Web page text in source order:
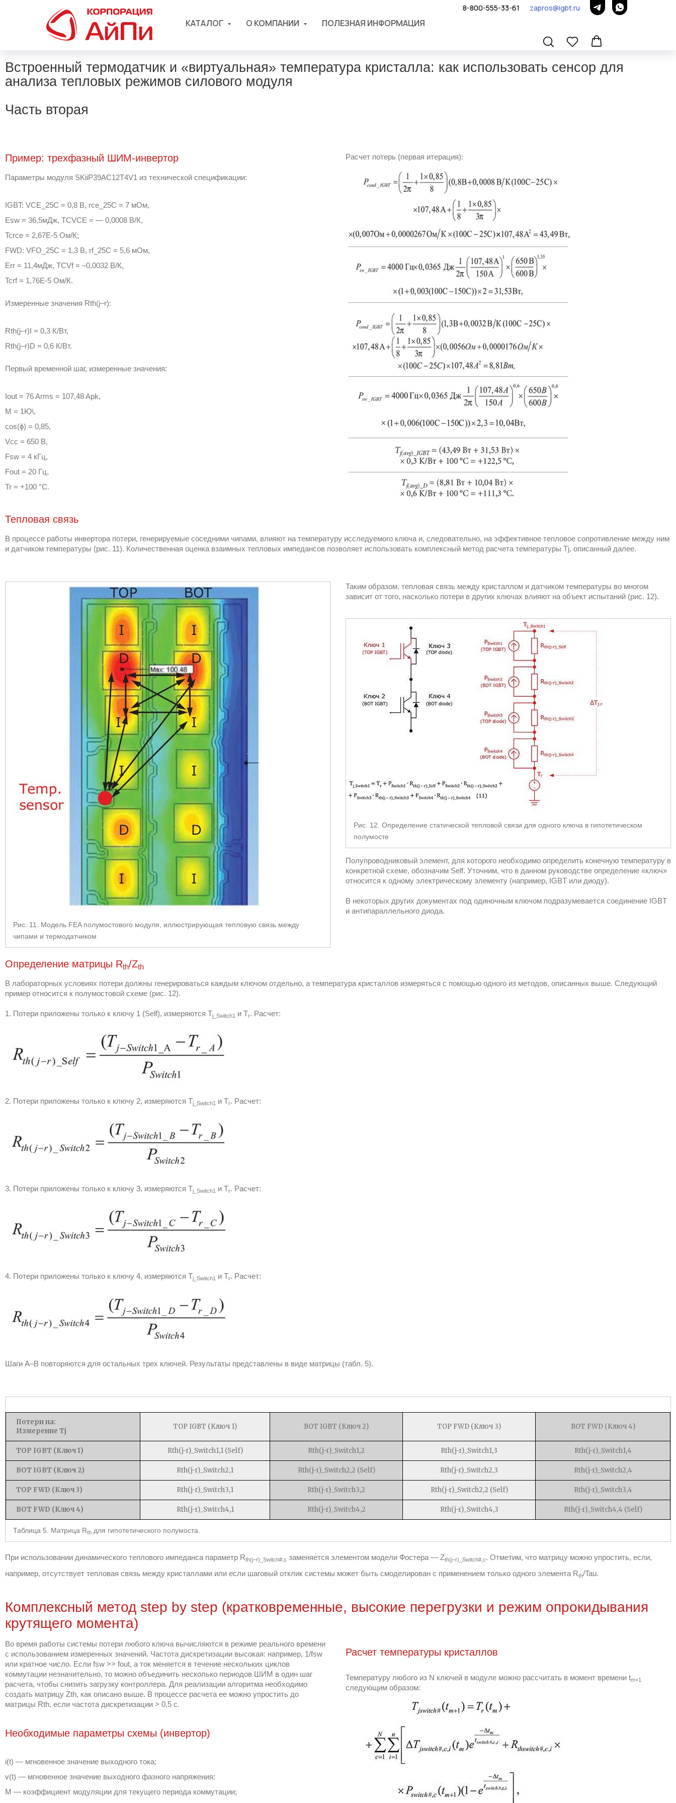
КАТАЛОГ О КОМПАНИИ ПОЛЕЗНАЯ ИНФОРМАЦИЯ
8-800-555-33-61 zapros@igbt.ru
Встроенный термодатчик и «виртуальная» температура кристалла: как использовать сенсор для
анализа тепловых режимов силового модуля
Часть вторая
Пример: трехфазный ШИМ-инвертор
Параметры модуля SKiiP39AC12T4V1 из технической спецификации:
IGBT: VCE_25C = 0,8 В, rce_25C = 7 мОм,
Esw = 36,5мДж, TCVCE = — 0,0008 В/К,
Tcrce = 2,67E-5 Ом/К;
FWD: VFO_25C = 1,3 В, rf_25C = 5,6 мОм,
Err = 11,4мДж, TCVf = –0,0032 В/К,
Tcrf = 1,76E-5 Ом/К.
Измеренные значения Rth(j–r):
Rth(j–r)I = 0,3 К/Вт,
Rth(j–r)D = 0,6 К/Вт.
Первый временной шаг, измеренные значения:
Iout = 76 Arms = 107,48 Apk,
M = 1Ю\,
cos(ϕ) = 0,85,
Vcc = 650 В,
Fsw = 4 кГц,
Fout = 20 Гц,
Tr = +100 °C.
Расчет потерь (первая итерация):
Тепловая связь
В процессе работы инвертора потери, генерируемые соседними чипами, влияют на температуру исследуемого ключа и, следовательно, на эффективное тепловое сопротивление между ним
и датчиком температуры (рис. 11). Количественная оценка взаимных тепловых импедансов позволяет использовать комплексный метод расчета температуры Tj, описанный далее.
Рис. 11. Модель FEA полумостового модуля, иллюстрирующая тепловую связь между
чипами и термодатчиком
Таким образом, тепловая связь между кристаллом и датчиком температуры во многом
зависит от того, насколько потери в других ключах влияют на объект испытаний (рис. 12).
Рис. 12. Определение статической тепловой связи для одного ключа в гипотетическом
полумосте
Полупроводниковый элемент, для которого необходимо определить конечную температуру в
конкретной схеме, обозначим Self. Уточним, что в данном руководстве определение «ключ»
относится к одному электрическому элементу (например, IGBT или диоду).
В некоторых других документах под одиночным ключом подразумевается соединение IGBT
и антипараллельного диода.
Определение матрицы Rth/Zth
В лабораторных условиях потери должны генерироваться каждым ключом отдельно, а температура кристаллов измеряться с помощью одного из методов, описанных выше. Следующий
пример относится к полумостовой схеме (рис. 12).
1. Потери приложены только к ключу 1 (Self), измеряются Tj_Switch1 и Tr. Расчет:
2. Потери приложены только к ключу 2, измеряются Tj_Switch1 и Tr. Расчет:
3. Потери приложены только к ключу 3, измеряются Tj_Switch1 и Tr. Расчет:
4. Потери приложены только к ключу 4, измеряются Tj_Switch1 и Tr. Расчет:
Шаги A–B повторяются для остальных трех ключей. Результаты представлены в виде матрицы (табл. 5).
Потери на:
Измерение Tj
TOP IGBT (Ключ 1) BOT IGBT (Ключ 2) TOP FWD (Ключ 3) BOT FWD (Ключ 4)
TOP IGBT (Ключ 1) Rth(j-r)_Switch1,1 (Self) Rth(j-r)_Switch1,2 Rth(j-r)_Switch1,3 Rth(j-r)_Switch1,4
BOT IGBT (Ключ 2) Rth(j-r)_Switch2,1 Rth(j-r)_Switch2,2 (Self) Rth(j-r)_Switch2,3 Rth(j-r)_Switch2,4
TOP FWD (Ключ 3) Rth(j-r)_Switch3,1 Rth(j-r)_Switch3,2 Rth(j-r)_Switch2,2 (Self) Rth(j-r)_Switch3,4
BOT FWD (Ключ 4) Rth(j-r)_Switch4,1 Rth(j-r)_Switch4,2 Rth(j-r)_Switch4,3 Rth(j-r)_Switch4,4 (Self)
Таблица 5. Матрица Rth для гипотетического полумоста.
При использовании динамического теплового импеданса параметр Rth(j–r)_Switch#,c заменяется элементом модели Фостера — Zth(j–r)_Switch#,c. Отметим, что матрицу можно упростить, если,
например, отсутствует тепловая связь между кристаллами или если шаговый отклик системы может быть смоделирован с применением только одного элемента Rth/Tau.
Комплексный метод step by step (кратковременные, высокие перегрузки и режим опрокидывания
крутящего момента)
Во время работы системы потери любого ключа вычисляются в режиме реального времени
с использованием измеренных значений. Частота дискретизации высокая: например, 1/fsw
или кратное число. Если fsw >> fout, а ток меняется в течение нескольких циклов
коммутации незначительно, то можно объединить несколько периодов ШИМ в один шаг
расчета, чтобы снизить загрузку контроллера. Для реализации алгоритма необходимо
создать матрицу Zth, как описано выше. В процессе расчета ее можно упростить до
матрицы Rth, если частота дискретизации > 0,5 c.
Необходимые параметры схемы (инвертор)
i(t) — мгновенное значение выходного тока;
v(t) — мгновенное значение выходного фазного напряжения;
М — коэффициент модуляции для текущего периода коммутации;
Расчет температуры кристаллов
Температуру любого из N ключей в модуле можно рассчитать в момент времени tm+1
следующим образом: